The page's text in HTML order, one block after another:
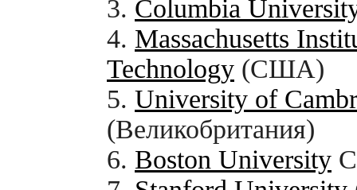
3. Columbia
4. Massachusetts
Technology (США)
5. University of
(Великобритания)
6. Boston University